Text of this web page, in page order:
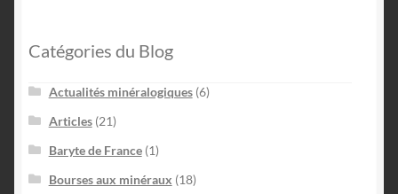
Catégories du Blog
Actualités minéralogiques(6)
Articles(21)
Baryte de France(1)
Bourses aux minéraux (18)